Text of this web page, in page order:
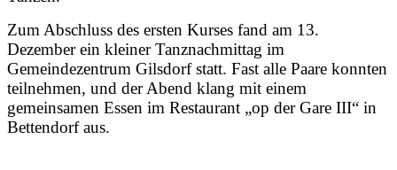
Zum Abschluss des ersten Kurses fand am 13.
Dezember ein kleiner Tanznachmittag im
Gemeindezentrum Gilsdorf statt. Fast alle Paare konnten
teilnehmen, und der Abend klang mit einem
gemeinsamen Essen im Restaurant „op der Gare III“ in
Bettendorf aus.